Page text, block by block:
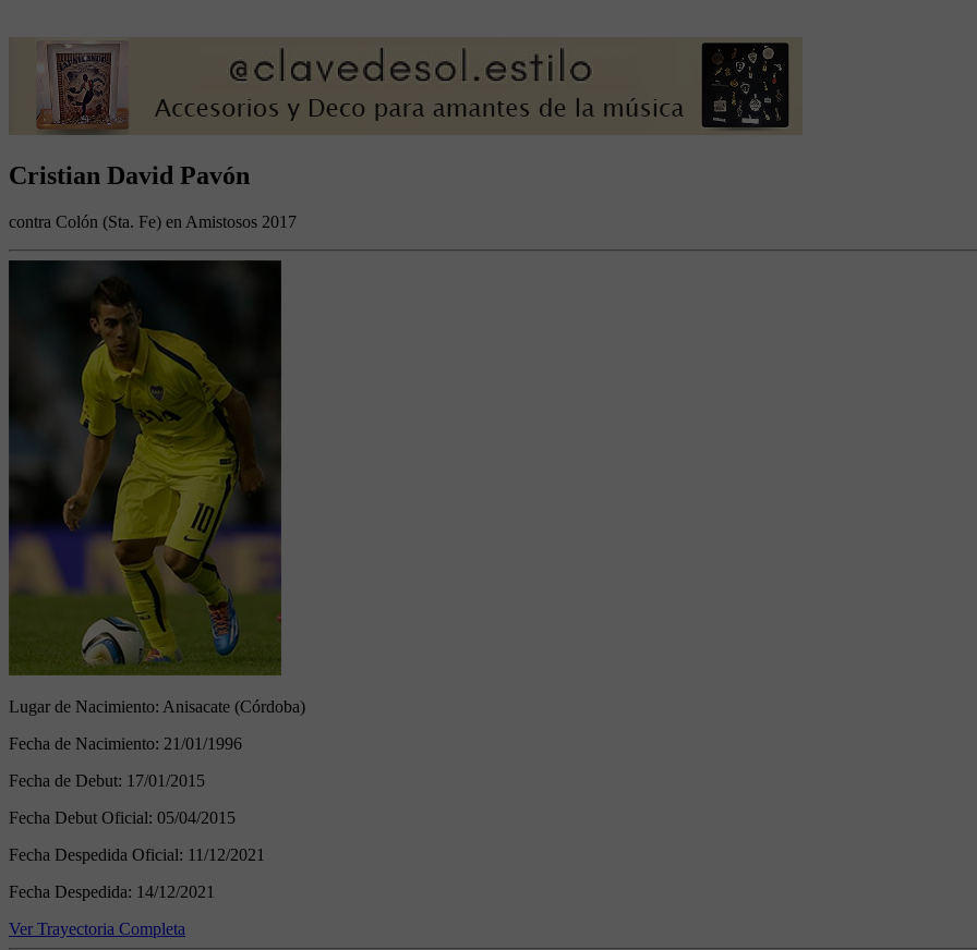
Cristian David Pavón
contra Colón (Sta. Fe) en Amistosos 2017
Lugar de Nacimiento: Anisacate (Córdoba)
Fecha de Nacimiento: 21/01/1996
Fecha de Debut: 17/01/2015
Fecha Debut Oficial: 05/04/2015
Fecha Despedida Oficial: 11/12/2021
Fecha Despedida: 14/12/2021
Ver Trayectoria Completa